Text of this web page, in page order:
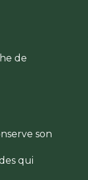
de
son
qui